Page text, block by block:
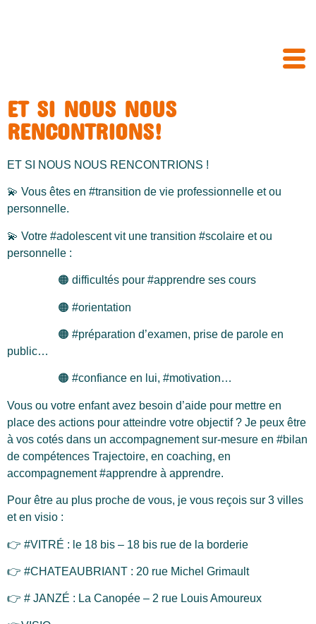
ET SI NOUS NOUS
RENCONTRIONS!
ET SI NOUS NOUS RENCONTRIONS !
💫 Vous êtes en #transition de vie professionnelle et ou
personnelle.
💫 Votre #adolescent vit une transition #scolaire et ou
personnelle :
🟠 difficultés pour #apprendre ses cours
🟠 #orientation
🟠 #préparation d’examen, prise de parole en
public…
🟠 #confiance en lui, #motivation…
Vous ou votre enfant avez besoin d’aide pour mettre en
place des actions pour atteindre votre objectif ? Je peux être
à vos cotés dans un accompagnement sur-mesure en #bilan
de compétences Trajectoire, en coaching, en
accompagnement #apprendre à apprendre.
Pour être au plus proche de vous, je vous reçois sur 3 villes
et en visio :
👉 #VITRÉ : le 18 bis – 18 bis rue de la borderie
👉 #CHATEAUBRIANT : 20 rue Michel Grimault
👉 # JANZÉ : La Canopée – 2 rue Louis Amoureux